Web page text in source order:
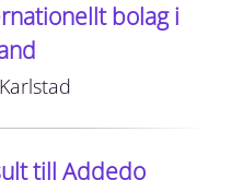
bolag i
Karlstad
till Addedo